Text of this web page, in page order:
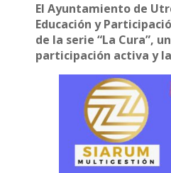
El Ayuntamiento de
Educación y
de la serie “La Cura”,
participación activa y